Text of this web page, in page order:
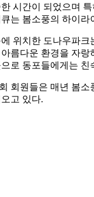
시간이 되었으며
는 봄소풍의 하이라
위치한 도나우파크
름다운 환경을 자랑
로 동포들에게는 친
회원들은 매년 봄소
고 있다.